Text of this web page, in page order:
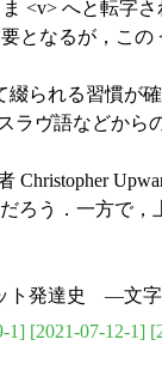
<v> へと転字
となるが，こ
られる習慣が
ラヴ語などから
Christopher
ろう．一方で
ト発達史 ―文
1] [2021-07-12-1]